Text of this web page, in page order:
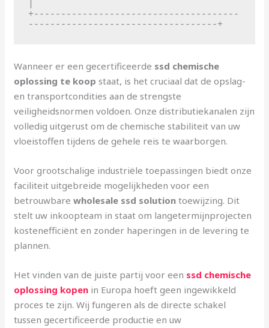
+--------------------------------------
Wanneer er een gecertificeerde ssd chemische
oplossing te koop staat, is het cruciaal dat de opslag-
en transportcondities aan de strengste
veiligheidsnormen voldoen. Onze distributiekanalen zijn
volledig uitgerust om de chemische stabiliteit van uw
vloeistoffen tijdens de gehele reis te waarborgen.
Voor grootschalige industriële toepassingen biedt onze
faciliteit uitgebreide mogelijkheden voor een
betrouwbarewholesale ssd solution toewijzing. Dit
stelt uw inkoopteam in staat om langetermijnprojecten
kostenefficiënt en zonder haperingen in de levering te
plannen.
Het vinden van de juiste partij voor een ssd chemische
oplossing kopen in Europa hoeft geen ingewikkeld
proces te zijn. Wij fungeren als de directe schakel
tussen gecertificeerde productie en uw